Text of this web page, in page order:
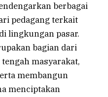
berbagai
pedagang terkait
lingkungan pasar.
bagian dari
masyarakat,
membangun
menciptakan